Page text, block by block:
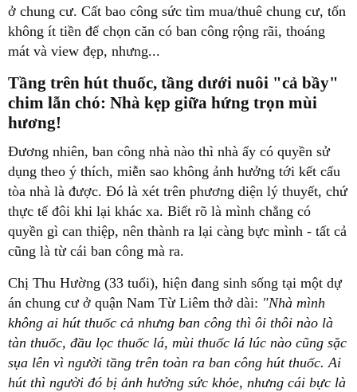
ở chung cư. Cất bao công sức tìm mua/thuê chung cư, tốn
không ít tiền để chọn căn có ban công rộng rãi, thoáng
mát và view đẹp, nhưng...
Tầng trên hút thuốc, tầng dưới nuôi "cả bầy"
chim lẫn chó: Nhà kẹp giữa hứng trọn mùi
hương!
Đương nhiên, ban công nhà nào thì nhà ấy có quyền sử
dụng theo ý thích, miễn sao không ảnh hưởng tới kết cấu
tòa nhà là được. Đó là xét trên phương diện lý thuyết, chứ
thực tế đôi khi lại khác xa. Biết rõ là mình chẳng có
quyền gì can thiệp, nên thành ra lại càng bực mình - tất cả
cũng là từ cái ban công mà ra.
Chị Thu Hường (33 tuổi), hiện đang sinh sống tại một dự
án chung cư ở quận Nam Từ Liêm thở dài: "Nhà mình
không ai hút thuốc cả nhưng ban công thì ôi thôi nào là
tàn thuốc, đầu lọc thuốc lá, mùi thuốc lá lúc nào cũng sặc
sụa lên vì người tầng trên toàn ra ban công hút thuốc. Ai
hút thì người đó bị ảnh hưởng sức khỏe, nhưng cái bực là